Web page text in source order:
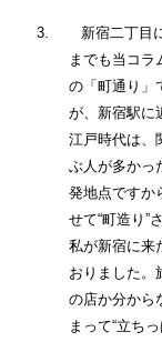
3.
新宿二丁目
までも当コ
の「町通り」
が、新宿駅に
江戸時代は、
ぶ人が多かっ
発地点ですか
せて“町造り”
私が新宿に来
おりました。
の店か分から
まって“立ち